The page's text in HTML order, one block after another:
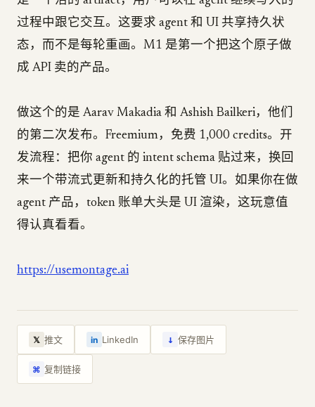
过程中跟它交互。这要求 agent 和 UI 共享持久状
态，而不是每轮重画。M1 是第一个把这个原子做
成 API 卖的产品。
做这个的是 Aarav Makadia 和 Ashish Bailkeri，他们
的第二次发布。Freemium，免费 1,000 credits。开
发流程：把你 agent 的 intent schema 贴过来，换回
来一个带流式更新和持久化的托管 UI。如果你在做
agent 产品，token 账单大头是 UI 渲染，这玩意值
得认真看看。
https://usemontage.ai
𝕏 推文 in LinkedIn ↓ 保存图片
⌘ 复制链接